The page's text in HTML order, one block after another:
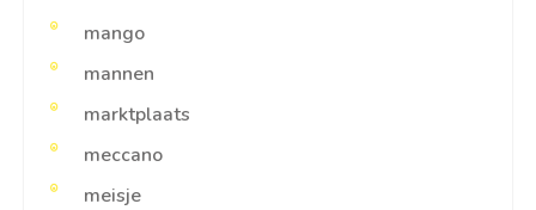
mango
mannen
marktplaats
meccano
meisje